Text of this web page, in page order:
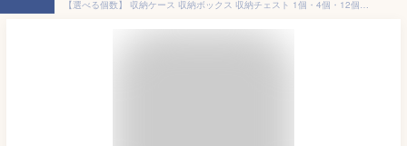
【選べる個数】 収納ケース 収納ボックス 収納チェスト 1個・4個・12個 クリア コンテナ プラスチック 引出し 引き出し Mサイズ 浅型 透明 積み重ね 最大5段 クローゼット 押入 押し入れ 衣類 服 アイリスオーヤマ チェスト I *